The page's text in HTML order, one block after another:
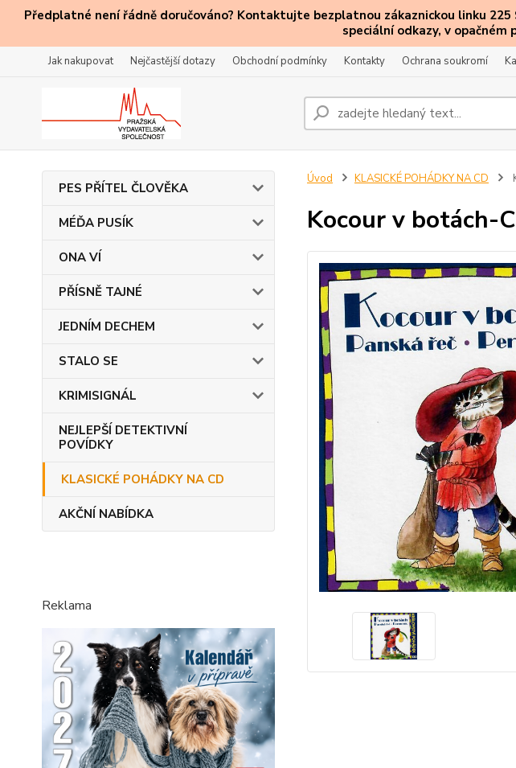
Předplatné není řádně doručováno? Kontaktujte bezplatnou zákaznickou linku
speciální odkazy, v opačném
Jak nakupovat Nejčastější dotazy Obchodní podmínky Kontakty Ochrana soukromí
PES PŘÍTEL ČLOVĚKA
MÉĎA PUSÍK
ONA VÍ
PŘÍSNĚ TAJNÉ
JEDNÍM DECHEM
STALO SE
KRIMISIGNÁL
NEJLEPŠÍ DETEKTIVNÍ
POVÍDKY
KLASICKÉ POHÁDKY NA CD
AKČNÍ NABÍDKA
Reklama
Úvod KLASICKÉ POHÁDKY NA CD
Kocour v botách-